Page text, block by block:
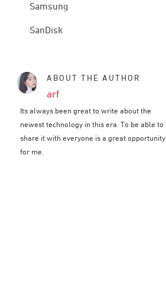
Samsung
SanDisk
ABOUT THE AUTHOR
arf
Its always been great to write about the
newest technology in this era. To be able to
share it with everyone is a great opportunity
for me.